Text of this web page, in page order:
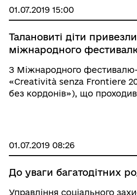
01.07.2019 15:00
Талановиті діти
міжнародного
З Міжнародного
«Creatività senza Frontiere
без кордонів»), що проходив
01.07.2019 08:26
До уваги багатодітних
Управління соціального